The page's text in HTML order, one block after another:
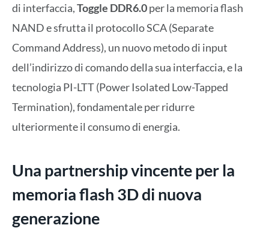
di interfaccia,Toggle DDR6.0per la memoria flash
NAND e sfrutta il protocollo SCA (Separate
Command Address), un nuovo metodo di input
dell’indirizzo di comando della sua interfaccia, e la
tecnologia PI-LTT (Power Isolated Low-Tapped
Termination), fondamentale per ridurre
ulteriormente il consumo di energia.
Una partnership vincente per la
memoria flash 3D di nuova
generazione